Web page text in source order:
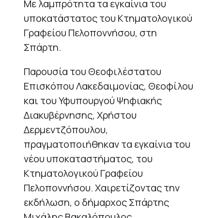
Με λαμπρότητα τα εγκαίνια του
υποκατάστατος του Κτηματολογικού
Γραφείου Πελοποννήσου, στη
Σπάρτη.
Παρουσία του Θεοφιλέστατου
Επισκόπου Λακεδαιμονίας, Θεοφίλου
και του Υφυπουργού Ψηφιακής
Διακυβέρνησης, Χρήστου
Δερμεντζόπουλου,
πραγματοποιήθηκαν τα εγκαίνια του
νέου υποκαταστήματος, του
Κτηματολογικού Γραφείου
Πελοποννήσου. Χαιρετίζοντας την
εκδήλωση, ο δήμαρχος Σπάρτης